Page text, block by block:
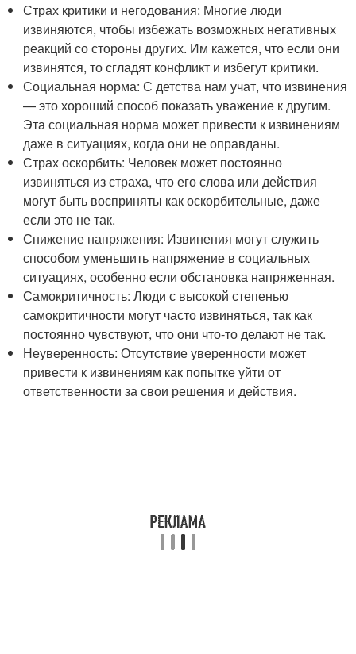
Страх критики и негодования: Многие люди
извиняются, чтобы избежать возможных негативных
реакций со стороны других. Им кажется, что если они
извинятся, то сгладят конфликт и избегут критики.
Социальная норма: С детства нам учат, что извинения
— это хороший способ показать уважение к другим.
Эта социальная норма может привести к извинениям
даже в ситуациях, когда они не оправданы.
Страх оскорбить: Человек может постоянно
извиняться из страха, что его слова или действия
могут быть восприняты как оскорбительные, даже
если это не так.
Снижение напряжения: Извинения могут служить
способом уменьшить напряжение в социальных
ситуациях, особенно если обстановка напряженная.
Самокритичность: Люди с высокой степенью
самокритичности могут часто извиняться, так как
постоянно чувствуют, что они что-то делают не так.
Неуверенность: Отсутствие уверенности может
привести к извинениям как попытке уйти от
ответственности за свои решения и действия.